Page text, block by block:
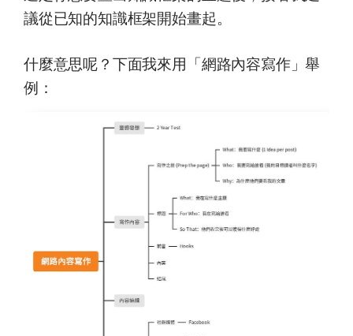
議從已知的知識框架開始畫起。
什麼意思呢？下面我來用「網路內容寫作」舉
例：